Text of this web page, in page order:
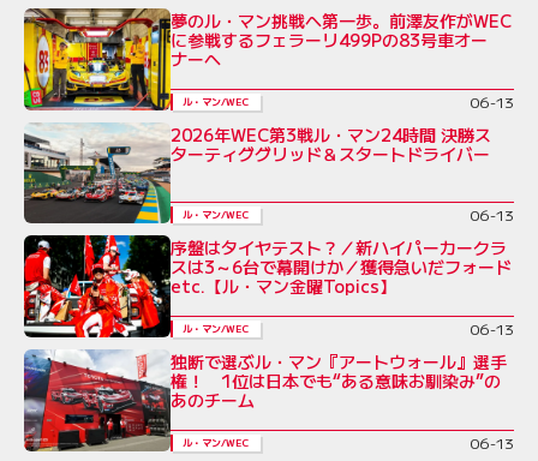
夢のル・マン挑戦へ第一歩。前澤友作がWEC
に参戦するフェラーリ499Pの83号車オー
ナーへ
ル・マン/WEC 06-13
2026年WEC第3戦ル・マン24時間 決勝ス
ターティググリッド＆スタートドライバー
ル・マン/WEC 06-13
序盤はタイヤテスト？／新ハイパーカークラ
スは3～6台で幕開けか／獲得急いだフォード
etc.【ル・マン金曜Topics】
ル・マン/WEC 06-13
独断で選ぶル・マン『アートウォール』選手
権！ 1位は日本でも“ある意味お馴染み”の
あのチーム
ル・マン/WEC 06-13